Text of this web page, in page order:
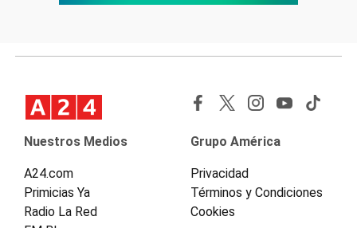
Nuestros Medios
A24.com
Primicias Ya
Radio La Red
Grupo América
Privacidad
Términos y Condiciones
Cookies